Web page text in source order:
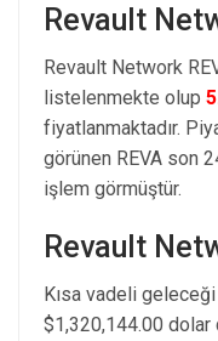
Revault
Revault Network
listelenmekte olup
fiyatlanmaktadır.
görünen REVA son
işlem görmüştür.
Revault
Kısa vadeli
$1,320,144.00 dolar